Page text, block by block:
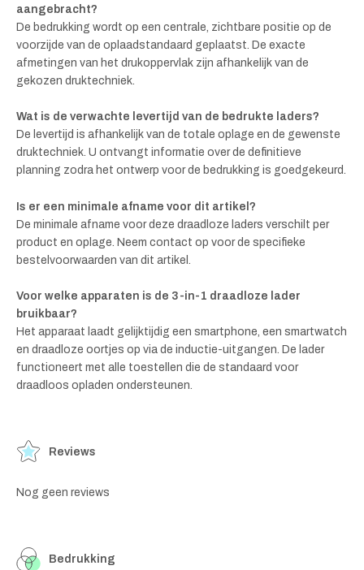
aangebracht?
De bedrukking wordt op een centrale, zichtbare positie op de
voorzijde van de oplaadstandaard geplaatst. De exacte
afmetingen van het drukoppervlak zijn afhankelijk van de
gekozen druktechniek.
Wat is de verwachte levertijd van de bedrukte laders?
De levertijd is afhankelijk van de totale oplage en de gewenste
druktechniek. U ontvangt informatie over de definitieve
planning zodra het ontwerp voor de bedrukking is goedgekeurd.
Is er een minimale afname voor dit artikel?
De minimale afname voor deze draadloze laders verschilt per
product en oplage. Neem contact op voor de specifieke
bestelvoorwaarden van dit artikel.
Voor welke apparaten is de 3-in-1 draadloze lader
bruikbaar?
Het apparaat laadt gelijktijdig een smartphone, een smartwatch
en draadloze oortjes op via de inductie-uitgangen. De lader
functioneert met alle toestellen die de standaard voor
draadloos opladen ondersteunen.
Reviews
Nog geen reviews
Bedrukking